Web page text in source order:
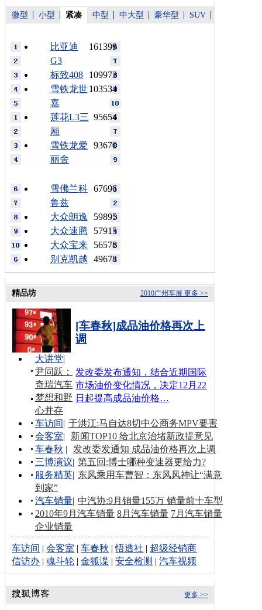
微型 小型 紧凑 中型 中大型 豪华型 SUV
161399
比亚迪
G3
109973
标致408
103534
雪铁龙世
嘉
95654
莲花L3三
厢
93670
雪铁龙爱
丽舍
67696
雪佛兰科
鲁兹
59895
大众朗逸
57915
大众速腾
56578
大众宝来
49678
别克凯越
更多 >>
2010广州车展
精品坊
[车春秋]成品油价格再次上
调
发改委发布通知，结合近期国际
市场油价变化情况，决定12月22
日起提高成品油价格…
大讲堂|
尹同跃：
奇瑞汽车
梦想和野
心并存
车访间| 于洪江:马自达8切中公商务MPV要害
会客室|
新闻TOP10 给北京治堵新政提意见
车春秋 |
发改委发通知 成品油价格再次上调
三博演议| 第五回:博士哪种变速器更给力?
服务精英| 东风乘用车曹智：东风风神让“满意
到家”
汽车销量| 中汽协:9月销量155万 销量前十车型
2010年9月汽车销量 8月汽车销量 7月汽车销量
企业销量
车访间 |会客室 |车春秋 |悟透社 | 超级经销商
信访办 |魂斗轮 |金狐谍 |安全检测 |汽车视频
更多 >>